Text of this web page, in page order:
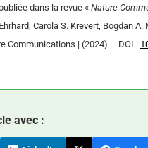
dans la revue « Nature
Carola S. Krevert, Bogdan
Communications | (2024) – DOI :
avec :